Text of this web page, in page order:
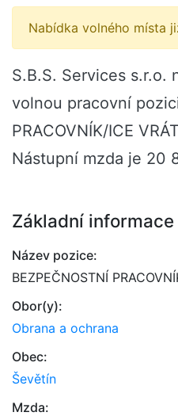
Nabídka volného místa
S.B.S. Services s.r.o.
volnou pracovní
PRACOVNÍK/ICE
Nástupní mzda je 20
Základní
Název pozice:
BEZPEČNOSTNÍ
Obor(y):
Obrana a ochrana
Obec:
Ševětín
Mzda: